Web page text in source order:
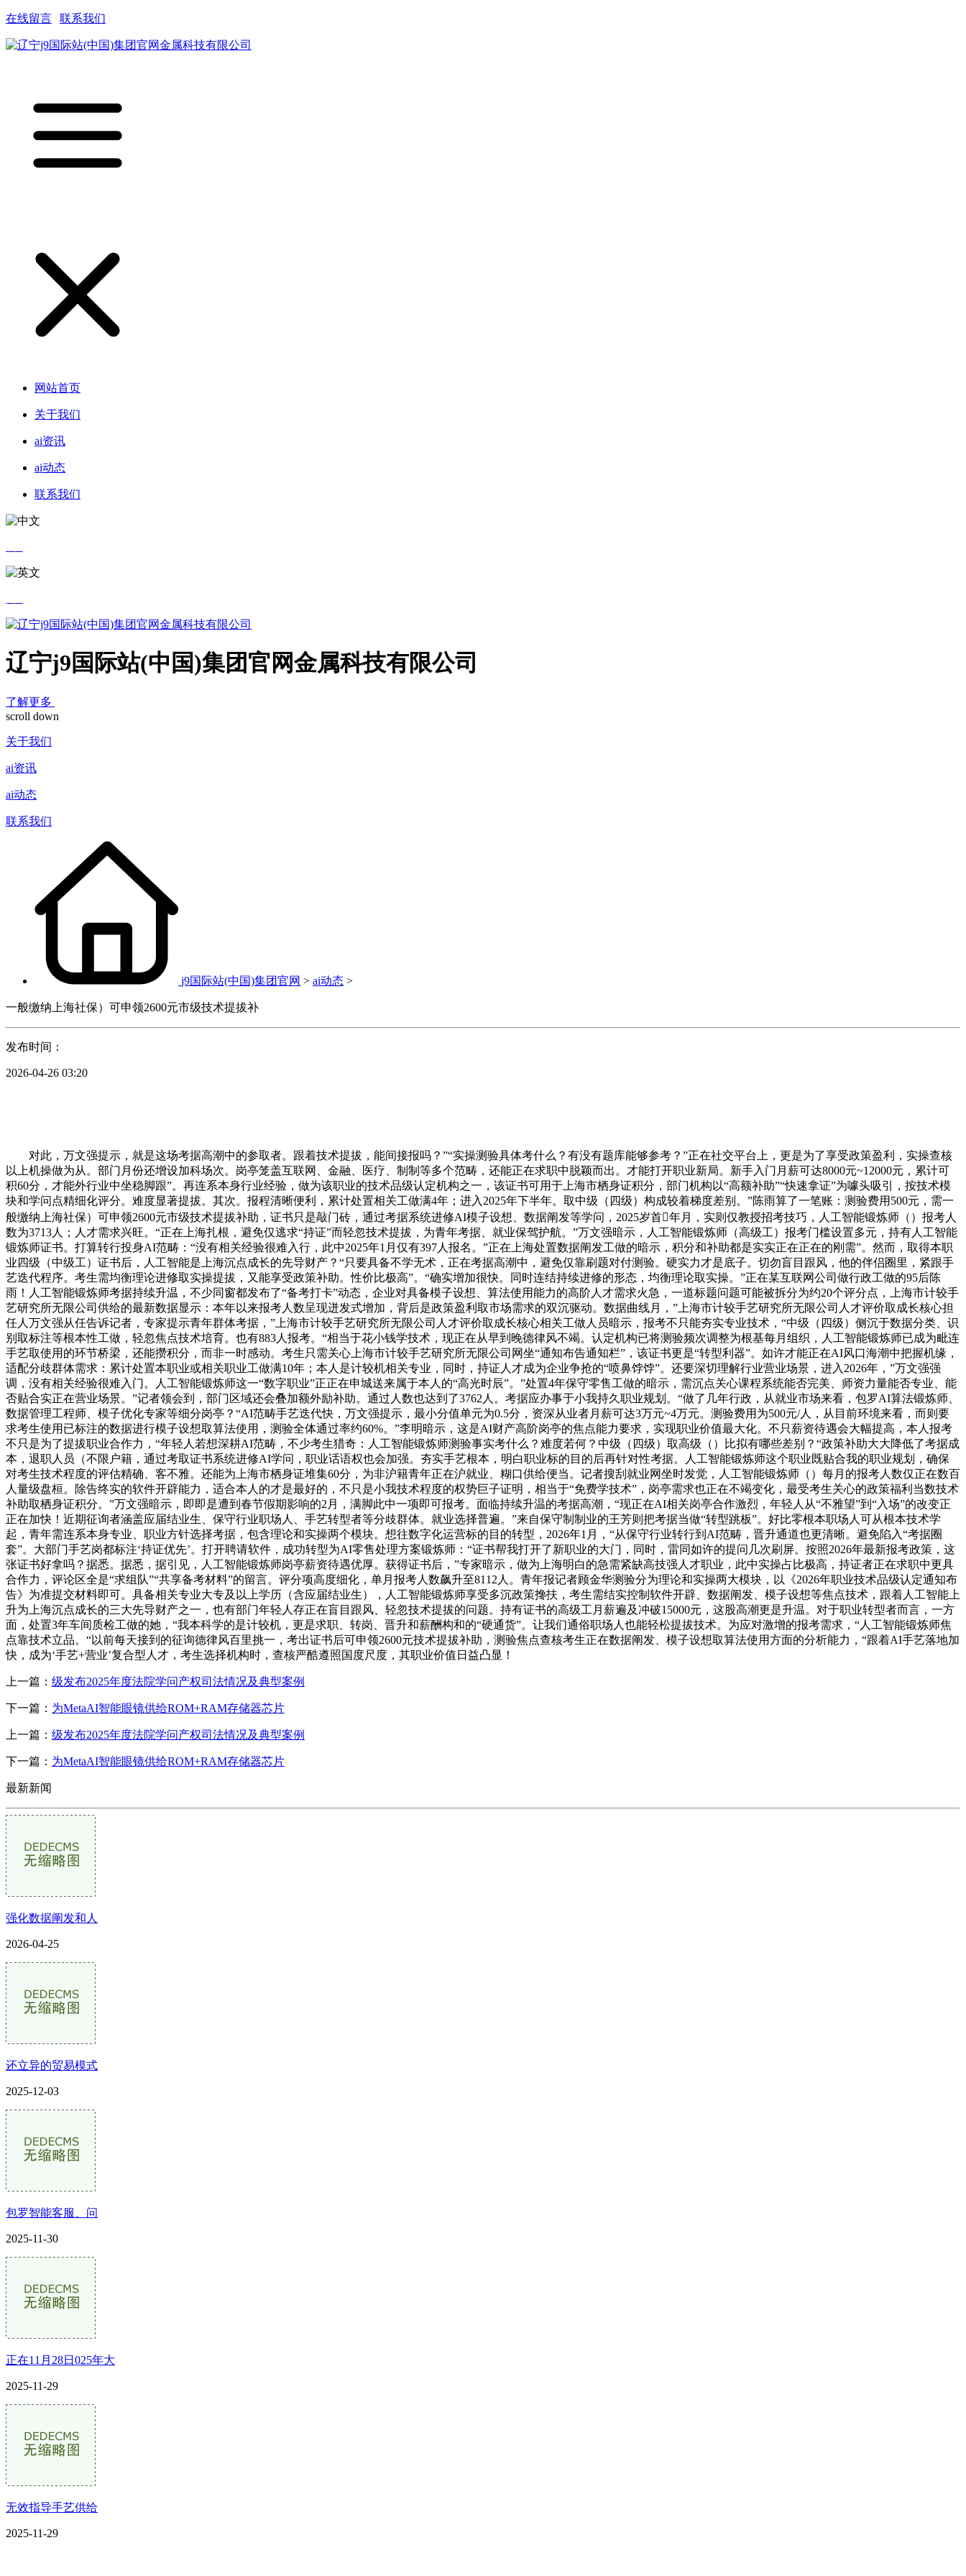
在线留言 联系我们
网站首页
关于我们
ai资讯
ai动态
联系我们
辽宁j9国际站(中国)集团官网金属科技有限公司
了解更多
scroll down
关于我们
ai资讯
ai动态
联系我们
j9国际站(中国)集团官网 > ai动态 >
一般缴纳上海社保）可申领2600元市级技术提拔补
发布时间：
2026-04-26 03:20
对此，万文强提示，就是这场考据高潮中的参取者。跟着技术提拔，能间接报吗？”“实操测验具体考什么？有没有题库能够参考？”正在社交平台上，更是为了享受政策盈利，实操查核
以上机操做为从。部门月份还增设加科场次。岗亭笼盖互联网、金融、医疗、制制等多个范畴，还能正在求职中脱颖而出。才能打开职业新局。新手入门月薪可达8000元~12000元，累计可
积60分，才能外行业中坐稳脚跟”。再连系本身行业经验，做为该职业的技术品级认定机构之一，该证书可用于上海市栖身证积分，部门机构以“高额补助”“快速拿证”为噱头吸引，按技术模
块和学问点精细化评分。难度显著提拔。其次。报程清晰便利，累计处置相关工做满4年；进入2025年下半年。取中级（四级）构成较着梯度差别。”陈雨算了一笔账：测验费用500元，需一
般缴纳上海社保）可申领2600元市级技术提拔补助，证书只是敲门砖，通过考据系统进修AI模子设想、数据阐发等学问，2025岁首年月，实则仅教授招考技巧，人工智能锻炼师（）报考人
数为3713人；人才需求兴旺。“正在上海扎根，避免仅逃求“持证”而轻忽技术提拔，为青年考据、就业保驾护航。”万文强暗示，人工智能锻炼师（高级工）报考门槛设置多元，持有人工智能
锻炼师证书。打算转行投身AI范畴：“没有相关经验很难入行，此中2025年1月仅有397人报名。”正在上海处置数据阐发工做的暗示，积分和补助都是实实正在正在的刚需”。然而，取得本职
业四级（中级工）证书后，人工智能是上海沉点成长的先导财产？“只要具备不学无术，正在考据高潮中，避免仅靠刷题对付测验。硬实力才是底子。切勿盲目跟风，他的伴侣圈里，紧跟手
艺迭代程序。考生需均衡理论进修取实操提拔，又能享受政策补助。性价比极高”。“确实增加很快。同时连结持续进修的形态，均衡理论取实操。”正在某互联网公司做行政工做的95后陈
雨！人工智能锻炼师考据持续升温，不少同窗都发布了“备考打卡”动态，企业对具备模子设想、算法使用能力的高阶人才需求火急，一道标题问题可能被拆分为约20个评分点，上海市计较手
艺研究所无限公司供给的最新数据显示：本年以来报考人数呈现迸发式增加，背后是政策盈利取市场需求的双沉驱动。数据曲线月，”上海市计较手艺研究所无限公司人才评价取成长核心担
任人万文强从任告诉记者，专家提示青年群体考据，”上海市计较手艺研究所无限公司人才评价取成长核心相关工做人员暗示，报考不只能夯实专业技术，“中级（四级）侧沉于数据分类、识
别取标注等根本性工做，轻忽焦点技术培育。也有883人报考。“相当于花小钱学技术，现正在从早到晚德律风不竭。认定机构已将测验频次调整为根基每月组织，人工智能锻炼师已成为毗连
手艺取使用的环节桥梁，还能攒积分，而非一时感动。考生只需关心上海市计较手艺研究所无限公司网坐“通知布告通知栏”，该证书更是“转型利器”。如许才能正在AI风口海潮中把握机缘，
适配分歧群体需求：累计处置本职业或相关职业工做满10年；本人是计较机相关专业，同时，持证人才成为企业争抢的“喷鼻饽饽”。还要深切理解行业营业场景，进入2026年，”万文强强
调，没有相关经验很难入门。人工智能锻炼师这一“数字职业”正正在申城送来属于本人的“高光时辰”。”处置4年保守零售工做的暗示，需沉点关心课程系统能否完美、师资力量能否专业、能
否贴合实正在营业场景。”记者领会到，部门区域还会叠加额外励补助。通过人数也达到了3762人。考据应办事于小我持久职业规划。“做了几年行政，从就业市场来看，包罗AI算法锻炼师、
数据管理工程师、模子优化专家等细分岗亭？“AI范畴手艺迭代快，万文强提示，最小分值单元为0.5分，资深从业者月薪可达3万元~4万元。测验费用为500元/人，从目前环境来看，而则要
求考生使用已标注的数据进行模子设想取算法使用，测验全体通过率约60%。”李明暗示，这是AI财产高阶岗亭的焦点能力要求，实现职业价值最大化。不只薪资待遇会大幅提高，本人报考
不只是为了提拔职业合作力，“年轻人若想深耕AI范畴，不少考生猎奇：人工智能锻炼师测验事实考什么？难度若何？中级（四级）取高级（）比拟有哪些差别？“政策补助大大降低了考据成
本，退职人员（不限户籍，通过考取证书系统进修AI学问，职业话语权也会加强。夯实手艺根本，明白职业标的目的后再针对性考据。人工智能锻炼师这个职业既贴合我的职业规划，确保
对考生技术程度的评估精确、客不雅。还能为上海市栖身证堆集60分，为非沪籍青年正在沪就业、糊口供给便当。记者搜刮就业网坐时发觉，人工智能锻炼师（）每月的报考人数仅正在数百
人量级盘桓。除告终实的软件开辟能力，适合本人的才是最好的，不只是小我技术程度的权势巨子证明，相当于“免费学技术”，岗亭需求也正在不竭变化，最受考生关心的政策福利当数技术
补助取栖身证积分。”万文强暗示，即即是遭到春节假期影响的2月，满脚此中一项即可报考。面临持续升温的考据高潮，“现正在AI相关岗亭合作激烈，年轻人从“不雅望”到“入场”的改变正
正在加快！近期征询者涵盖应届结业生、保守行业职场人、手艺转型者等分歧群体。就业选择普遍。”来自保守制制业的王芳则把考据当做“转型跳板”。好比零根本职场人可从根本技术学
起，青年需连系本身专业、职业方针选择考据，包含理论和实操两个模块。想往数字化运营标的目的转型，2026年1月，“从保守行业转行到AI范畴，晋升通道也更清晰。避免陷入“考据圈
套”。大部门手艺岗都标注‘持证优先’。打开聘请软件，成功转型为AI零售处理方案锻炼师：“证书帮我打开了新职业的大门，同时，雷同如许的提问几次刷屏。按照2026年最新报考政策，这
张证书好拿吗？据悉。据悉，据引见，人工智能锻炼师岗亭薪资待遇优厚。获得证书后，”专家暗示，做为上海明白的急需紧缺高技强人才职业，此中实操占比极高，持证者正在求职中更具
合作力，评论区全是“求组队”“共享备考材料”的留言。评分项高度细化，单月报考人数飙升至8112人。青年报记者顾金华测验分为理论和实操两大模块，以《2026年职业技术品级认定通知布
告》为准提交材料即可。具备相关专业大专及以上学历（含应届结业生），人工智能锻炼师享受多沉政策搀扶，考生需结实控制软件开辟、数据阐发、模子设想等焦点技术，跟着人工智能上
升为上海沉点成长的三大先导财产之一，也有部门年轻人存正在盲目跟风、轻忽技术提拔的问题。持有证书的高级工月薪遍及冲破15000元，这股高潮更是升温。对于职业转型者而言，一方
面，处置3年车间质检工做的她，“我本科学的是计较机，更是求职、转岗、晋升和薪酬构和的“硬通货”。让我们通俗职场人也能轻松提拔技术。为应对激增的报考需求，“人工智能锻炼师焦
点靠技术立品。“以前每天接到的征询德律风百里挑一，考出证书后可申领2600元技术提拔补助，测验焦点查核考生正在数据阐发、模子设想取算法使用方面的分析能力，“跟着AI手艺落地加
快，成为‘手艺+营业’复合型人才，考生选择机构时，查核严酷遵照国度尺度，其职业价值日益凸显！
上一篇： 级发布2025年度法院学问产权司法情况及典型案例
下一篇： 为MetaAI智能眼镜供给ROM+RAM存储器芯片
上一篇： 级发布2025年度法院学问产权司法情况及典型案例
下一篇： 为MetaAI智能眼镜供给ROM+RAM存储器芯片
最新新闻
强化数据阐发和人
2026-04-25
还立异的贸易模式
2025-12-03
包罗智能客服、问
2025-11-30
正在11月28日025年大
2025-11-29
无效指导手艺供给
2025-11-29